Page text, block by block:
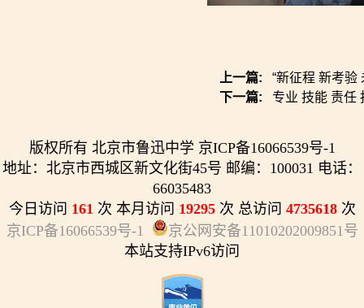
上一篇: “新征程 新考验
下一篇: 专业 技能 责任
版权所有 北京市鲁迅中学 京ICP备16066539号-1
地址：北京市西城区新文化街45号 邮编：100031 电话：
66035483
今日访问 161 次 本月访问 19295 次 总访问 4735618 次
京ICP备16066539号-1
京公网安备11010202009851号
本站支持IPv6访问